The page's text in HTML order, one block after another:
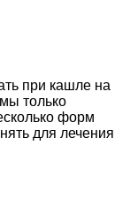
при кашле на
только
форм
для лечения